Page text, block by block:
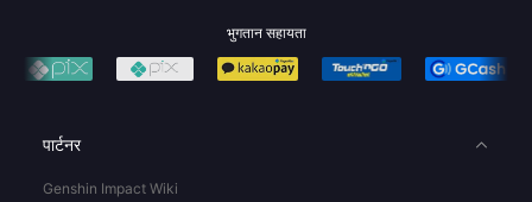
भुगतान सहायता
पार्टनर
Genshin Impact Wiki